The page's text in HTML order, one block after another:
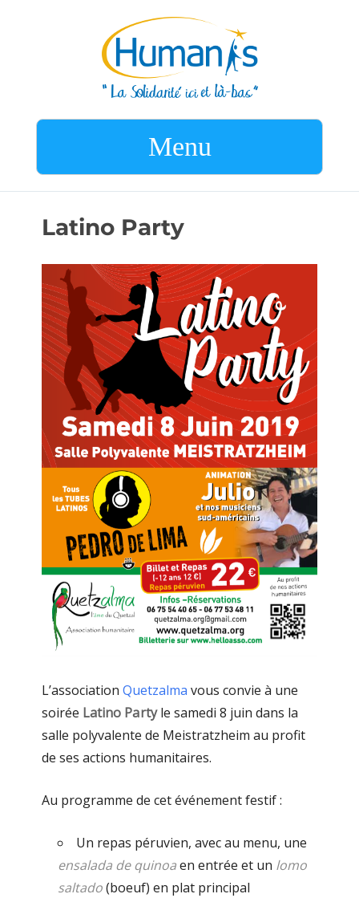
Menu
Latino Party
L’association Quetzalma vous convie à une
soirée Latino Partyle samedi 8 juin dans la
salle polyvalente de Meistratzheim au profit
de ses actions humanitaires.
Au programme de cet événement festif :
Un repas péruvien, avec au menu, une
ensalada de quinoaen entrée et un lomo
saltado(boeuf) en plat principal